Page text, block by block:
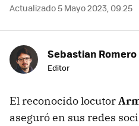
Actualizado 5 Mayo 2023, 09:25
Sebastian Romero
Editor
El reconocido locutor
aseguró en sus redes